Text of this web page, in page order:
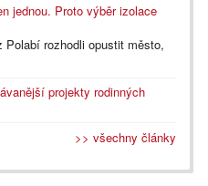
jednou. Proto výběr izolace
Polabí rozhodli opustit město,
projekty rodinných
>> všechny články